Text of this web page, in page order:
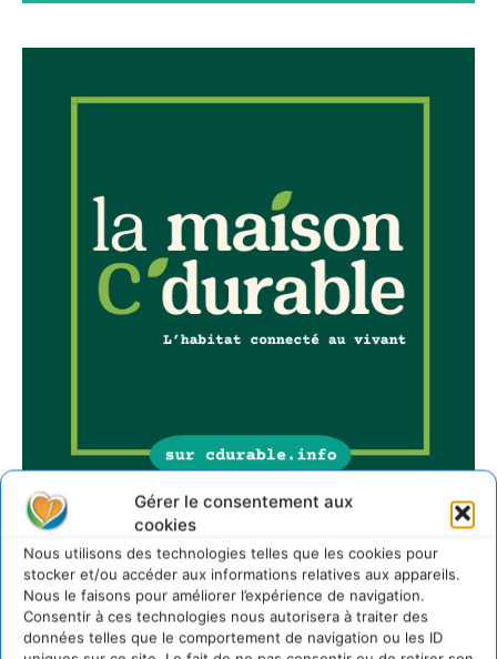
Gérer le consentement aux
cookies
Nous utilisons des technologies telles que les cookies pour
stocker et/ou accéder aux informations relatives aux appareils.
Nous le faisons pour améliorer l’expérience de navigation.
Consentir à ces technologies nous autorisera à traiter des
données telles que le comportement de navigation ou les ID
Sur Cdurable
Comment le sol français a perdu sa mémoire